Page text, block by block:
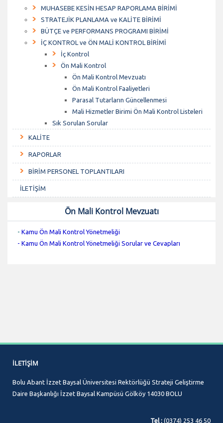
MUHASEBE KESİN HESAP RAPORLAMA BİRİMİ
STRATEJİK PLANLAMA ve KALİTE BİRİMİ
BÜTÇE ve PERFORMANS PROGRAMI BİRİMİ
İÇ KONTROL ve ÖN MALİ KONTROL BİRİMİ
İç Kontrol
Ön Mali Kontrol
Ön Mali Kontrol Mevzuatı
Ön Mali Kontrol Faaliyetleri
Parasal Tutarların Güncellenmesi
Mali Hizmetler Birimi Ön Mali Kontrol Listeleri
Sık Sorulan Sorular
KALİTE
RAPORLAR
BİRİM PERSONEL TOPLANTILARI
İLETİŞİM
Ön Mali Kontrol Mevzuatı
- Kamu Ön Mali Kontrol Yönetmeliği
- Kamu Ön Mali Kontrol Yönetmeliği Sorular ve Cevapları
İLETIŞIM
Bolu Abant İzzet Baysal Üniversitesi Rektörlüğü Strateji Geliştirme
Daire Başkanlığı İzzet Baysal Kampüsü Gölköy 14030 BOLU
Tel : (0374) 253 46 50